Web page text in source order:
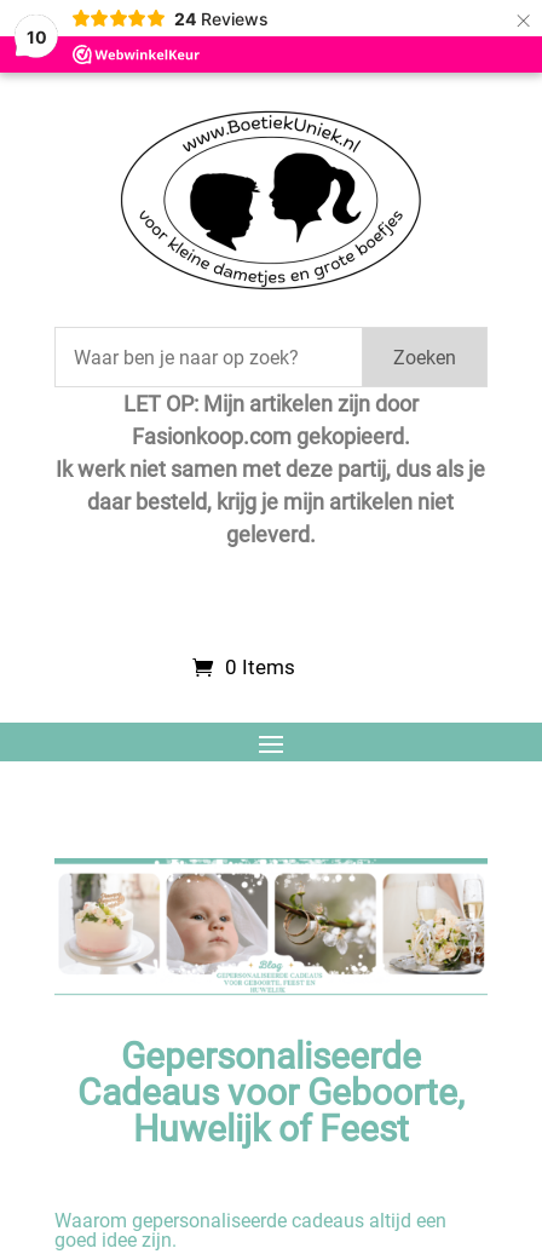
10
24 Reviews ×
Zoeken
LET OP: Mijn artikelen zijn door
Fasionkoop.com gekopieerd.
Ik werk niet samen met deze partij, dus als je
daar besteld, krijg je mijn artikelen niet
geleverd.
0 Items
Gepersonaliseerde
Cadeaus voor Geboorte,
Huwelijk of Feest
Waarom gepersonaliseerde cadeaus altijd een
goed idee zijn.